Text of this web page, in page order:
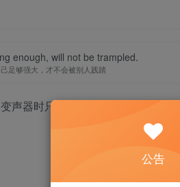
enough, will not be trampled.
足够强大，才不会被别人践踏
器时只需轻轻一点，让你成为潮人
公告